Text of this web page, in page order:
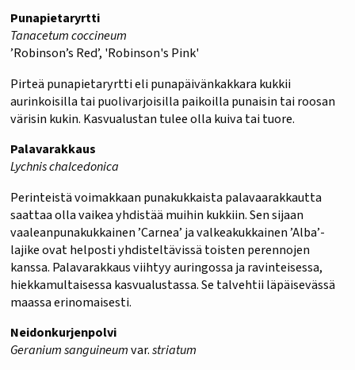
Punapietaryrtti
Tanacetum coccineum
’Robinson’s Red’, 'Robinson's Pink'
Pirteä punapietaryrtti eli punapäivänkakkara kukkii
aurinkoisilla tai puolivarjoisilla paikoilla punaisin tai roosan
värisin kukin. Kasvualustan tulee olla kuiva tai tuore.
Palavarakkaus
Lychnis chalcedonica
Perinteistä voimakkaan punakukkaista palavaarakkautta
saattaa olla vaikea yhdistää muihin kukkiin. Sen sijaan
vaaleanpunakukkainen ’Carnea’ ja valkeakukkainen ’Alba’-
lajike ovat helposti yhdisteltävissä toisten perennojen
kanssa. Palavarakkaus viihtyy auringossa ja ravinteisessa,
hiekkamultaisessa kasvualustassa. Se talvehtii läpäisevässä
maassa erinomaisesti.
Neidonkurjenpolvi
Geranium sanguineumvar.striatum